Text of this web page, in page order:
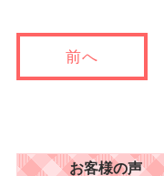
前へ
お客様の声